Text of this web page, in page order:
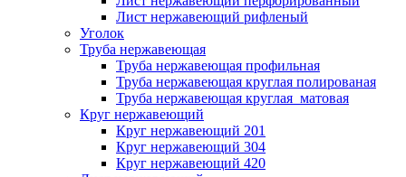
Лист нержавеющий рифленый
Уголок
Труба нержавеющая
Труба нержавеющая профильная
Труба нержавеющая круглая полированая
Труба нержавеющая круглая матовая
Круг нержавеющий
Круг нержавеющий 201
Круг нержавеющий 304
Круг нержавеющий 420